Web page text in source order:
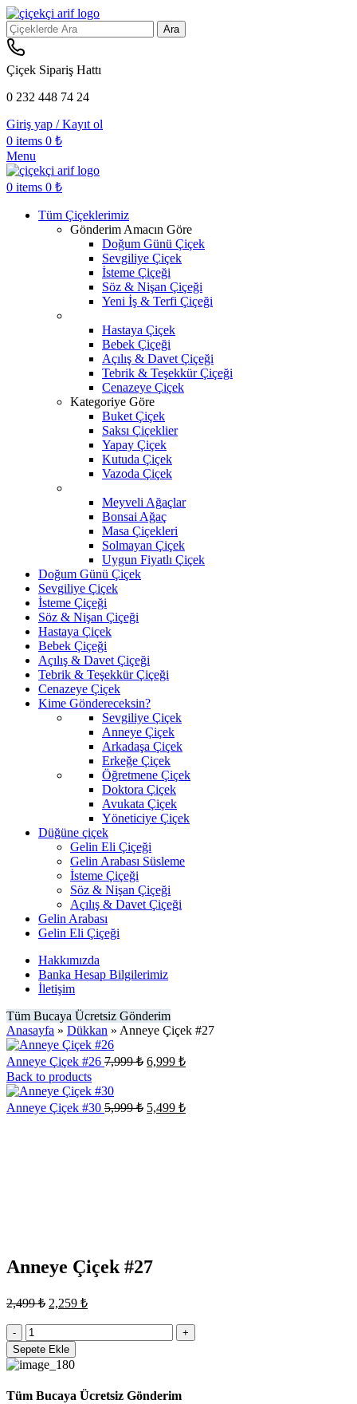
Ara
Çiçek Sipariş Hattı
0 232 448 74 24
Giriş yap / Kayıt ol
0 items 0 ₺
Menu
0 items 0 ₺
Tüm Çiçeklerimiz
Gönderim Amacın Göre
Doğum Günü Çiçek
Sevgiliye Çiçek
İsteme Çiçeği
Söz & Nişan Çiçeği
Yeni İş & Terfi Çiçeği
Hastaya Çiçek
Bebek Çiçeği
Açılış & Davet Çiçeği
Tebrik & Teşekkür Çiçeği
Cenazeye Çiçek
Kategoriye Göre
Buket Çiçek
Saksı Çiçeklier
Yapay Çiçek
Kutuda Çiçek
Vazoda Çiçek
Meyveli Ağaçlar
Bonsai Ağaç
Masa Çiçekleri
Solmayan Çiçek
Uygun Fiyatlı Çiçek
Doğum Günü Çiçek
Sevgiliye Çiçek
İsteme Çiçeği
Söz & Nişan Çiçeği
Hastaya Çiçek
Bebek Çiçeği
Açılış & Davet Çiçeği
Tebrik & Teşekkür Çiçeği
Cenazeye Çiçek
Kime Göndereceksin?
Sevgiliye Çiçek
Anneye Çiçek
Arkadaşa Çiçek
Erkeğe Çiçek
Öğretmene Çiçek
Doktora Çiçek
Avukata Çiçek
Yöneticiye Çiçek
Düğüne çiçek
Gelin Eli Çiçeği
Gelin Arabası Süsleme
İsteme Çiçeği
Söz & Nişan Çiçeği
Açılış & Davet Çiçeği
Gelin Arabası
Gelin Eli Çiçeği
Hakkımızda
Banka Hesap Bilgilerimiz
İletişim
Tüm Bucaya Ücretsiz Gönderim
Anasayfa » Dükkan » Anneye Çiçek #27
Anneye Çiçek #26 7,999₺ Orijinal
6,999 ₺Şu
Back to products
Anneye Çiçek #30 5,999₺ Orijinal
5,499 ₺Şu
Anneye Çiçek #27
2,499₺ Orijinal
2,259 ₺Şu
fiyat:
2,259 ₺.
Anneye
Çiçek
#27
adet
Sepete Ekle
Tüm Bucaya Ücretsiz Gönderim